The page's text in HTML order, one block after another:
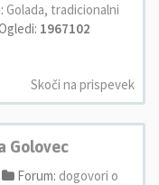
Golada, tradicionalni
1967102
Skoči na prispevek
Golovec
Forum: dogovori o